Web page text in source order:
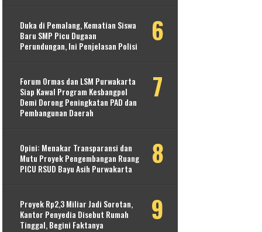
Duka di Pemalang, Kematian Siswa
Baru SMP Picu Dugaan
Perundungan, Ini Penjelasan Polisi
Forum Ormas dan LSM Purwakarta
Siap Kawal Program Kesbangpol
Demi Dorong Peningkatan PAD dan
Pembangunan Daerah
Opini: Menakar Transparansi dan
Mutu Proyek Pengembangan Ruang
PICU RSUD Bayu Asih Purwakarta
Proyek Rp2,3 Miliar Jadi Sorotan,
Kantor Penyedia Disebut Rumah
Tinggal, Begini Faktanya